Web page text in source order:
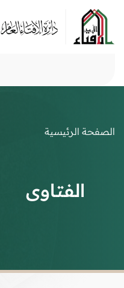
الصفحة الرئيسية
الفتاوى